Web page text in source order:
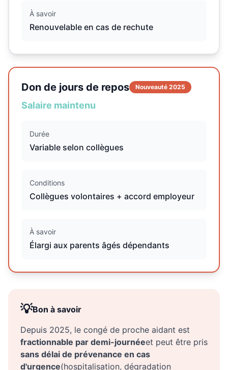
À savoir
Renouvelable en cas de rechute
Don de jours de repos Nouveauté 2025
Salaire maintenu
Durée
Variable selon collègues
Conditions
Collègues volontaires + accord employeur
À savoir
Élargi aux parents âgés dépendants
💡Bon à savoir
Depuis 2025, le congé de proche aidant est
fractionnable par demi-journéeet peut être pris
sans délai de prévenance en cas
d'urgence(hospitalisation, dégradation